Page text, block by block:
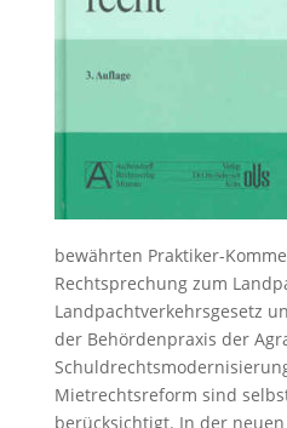
bewährten Praktiker-
Rechtsprechung zum
Landpachtverkehrsgesetz
der Behördenpraxis der
Mietrechtsreform sind
berücksichtigt. In der